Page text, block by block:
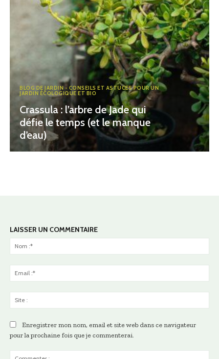
BLOG DE JARDIN - CONSEILS ET ASTUCES POUR UN
JARDIN ÉCOLOGIQUE ET BIO
Crassula : l’arbre de Jade qui
défie le temps (et le manque
d’eau)
LAISSER UN COMMENTAIRE
Enregistrer mon nom, email et site web dans ce navigateur
pour la prochaine fois que je commenterai.